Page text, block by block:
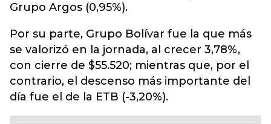
Grupo Argos (0,95%).
Por su parte, Grupo Bolívar fue la que más
se valorizó en la jornada, al crecer 3,78%,
con cierre de $55.520; mientras que, por el
contrario, el descenso más importante del
día fue el de la ETB (-3,20%).